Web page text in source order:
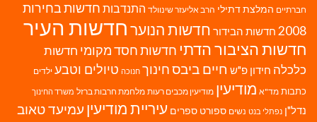
חברתיים המלצת דתילי הרב אליעזר שינוולד התנדבות חדשות בחירות
2008 חדשות הבידור חדשות הנוערחדשות העיר
חדשות הציבור הדתי חדשות חסד מקומי חדשות
כלכלה חידון פ"ש חיים ביבסחינוך חנוכה טיולים וטבע ילדים
כתבות מד"א מודיעין מודיעין מכבים רעות מלחמת חרבות ברזל משרד החינוך
נדל"ן נפתלי בנט נשים ספורט ספרים עיריית מודיעין עמיעד טאוב